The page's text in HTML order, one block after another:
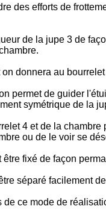
des efforts de
de la jupe 3 de
donnera au
permet de guider
symétrique de la
4 et de la
ou de le voir se
être fixé de façon
séparé facilement
de ce mode de